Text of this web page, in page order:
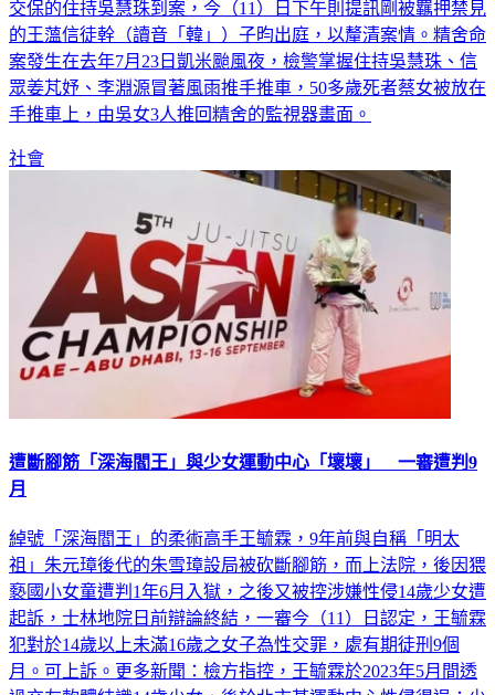
交保的住持吳慧珠到案，今（11）日下午則提訊剛被羈押禁見
的王薀信徒幹（讀音「韓」）子昀出庭，以釐清案情。精舍命
案發生在去年7月23日凱米颱風夜，檢警掌握住持吳慧珠、信
眾姜芃妤、李淵源冒著風雨推手推車，50多歲死者蔡女被放在
手推車上，由吳女3人推回精舍的監視器畫面。
社會
遭斷腳筋「深海閻王」與少女運動中心「壞壞」 一審遭判9
月
綽號「深海閻王」的柔術高手王毓霖，9年前與自稱「明太
祖」朱元璋後代的朱雪璋設局被砍斷腳筋，而上法院，後因猥
褻國小女童遭判1年6月入獄，之後又被控涉嫌性侵14歲少女遭
起訴，士林地院日前辯論終結，一審今（11）日認定，王毓霖
犯對於14歲以上未滿16歲之女子為性交罪，處有期徒刑9個
月。可上訴。更多新聞：檢方指控，王毓霖於2023年5月間透